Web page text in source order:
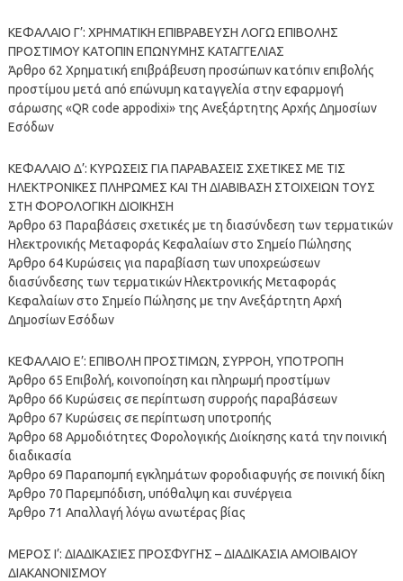
ΚΕΦΑΛΑΙΟ Γ’: ΧΡΗΜΑΤΙΚΗ ΕΠΙΒΡΑΒΕΥΣΗ ΛΟΓΩ ΕΠΙΒΟΛΗΣ
ΠΡΟΣΤΙΜΟΥ ΚΑΤΟΠΙΝ ΕΠΩΝΥΜΗΣ ΚΑΤΑΓΓΕΛΙΑΣ
Άρθρο 62 Χρηματική επιβράβευση προσώπων κατόπιν επιβολής
προστίμου μετά από επώνυμη καταγγελία στην εφαρμογή
σάρωσης «QR code appodixi» της Ανεξάρτητης Αρχής Δημοσίων
Εσόδων
ΚΕΦΑΛΑΙΟ Δ’: ΚΥΡΩΣΕΙΣ ΓΙΑ ΠΑΡΑΒΑΣΕΙΣ ΣΧΕΤΙΚΕΣ ΜΕ ΤΙΣ
ΗΛΕΚΤΡΟΝΙΚΕΣ ΠΛΗΡΩΜΕΣ ΚΑΙ ΤΗ ΔΙΑΒΙΒΑΣΗ ΣΤΟΙΧΕΙΩΝ ΤΟΥΣ
ΣΤΗ ΦΟΡΟΛΟΓΙΚΗ ΔΙΟΙΚΗΣΗ
Άρθρο 63 Παραβάσεις σχετικές με τη διασύνδεση των τερματικών
Ηλεκτρονικής Μεταφοράς Κεφαλαίων στο Σημείο Πώλησης
Άρθρο 64 Κυρώσεις για παραβίαση των υποχρεώσεων
διασύνδεσης των τερματικών Ηλεκτρονικής Μεταφοράς
Κεφαλαίων στο Σημείο Πώλησης με την Ανεξάρτητη Αρχή
Δημοσίων Εσόδων
ΚΕΦΑΛΑΙΟ Ε’: ΕΠΙΒΟΛΗ ΠΡΟΣΤΙΜΩΝ, ΣΥΡΡΟΗ, ΥΠΟΤΡΟΠΗ
Άρθρο 65 Επιβολή, κοινοποίηση και πληρωμή προστίμων
Άρθρο 66 Κυρώσεις σε περίπτωση συρροής παραβάσεων
Άρθρο 67 Κυρώσεις σε περίπτωση υποτροπής
Άρθρο 68 Αρμοδιότητες Φορολογικής Διοίκησης κατά την ποινική
διαδικασία
Άρθρο 69 Παραπομπή εγκλημάτων φοροδιαφυγής σε ποινική δίκη
Άρθρο 70 Παρεμπόδιση, υπόθαλψη και συνέργεια
Άρθρο 71 Απαλλαγή λόγω ανωτέρας βίας
ΜΕΡΟΣ Ι’: ΔΙΑΔΙΚΑΣΙΕΣ ΠΡΟΣΦΥΓΗΣ – ΔΙΑΔΙΚΑΣΙΑ ΑΜΟΙΒΑΙΟΥ
ΔΙΑΚΑΝΟΝΙΣΜΟΥ